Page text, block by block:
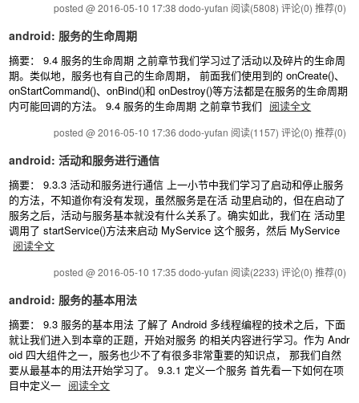
posted @ 2016-05-10 17:38 dodo-yufan 阅读(5808) 评论(0) 推荐(0)
android: 服务的生命周期
摘要： 9.4 服务的生命周期 之前章节我们学习过了活动以及碎片的生命周
期。类似地，服务也有自己的生命周期， 前面我们使用到的 onCreate()、
onStartCommand()、onBind()和 onDestroy()等方法都是在服务的生命周期
内可能回调的方法。 9.4 服务的生命周期 之前章节我们 阅读全文
posted @ 2016-05-10 17:36 dodo-yufan 阅读(1157) 评论(0) 推荐(0)
android: 活动和服务进行通信
摘要： 9.3.3 活动和服务进行通信 上一小节中我们学习了启动和停止服务
的方法，不知道你有没有发现，虽然服务是在活 动里启动的，但在启动了
服务之后，活动与服务基本就没有什么关系了。确实如此，我们在 活动里
调用了 startService()方法来启动 MyService 这个服务，然后 MyService
阅读全文
posted @ 2016-05-10 17:35 dodo-yufan 阅读(2233) 评论(0) 推荐(0)
android: 服务的基本用法
摘要： 9.3 服务的基本用法 了解了 Android 多线程编程的技术之后，下面
就让我们进入到本章的正题，开始对服务 的相关内容进行学习。作为 Andr
oid 四大组件之一，服务也少不了有很多非常重要的知识点， 那我们自然
要从最基本的用法开始学习了。 9.3.1 定义一个服务 首先看一下如何在项
目中定义一 阅读全文